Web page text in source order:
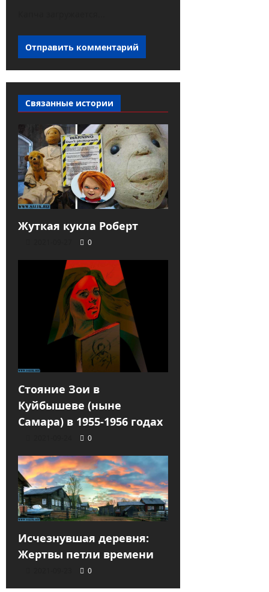
Связанные истории
Жуткая кукла Роберт
0
Стояние Зои в
Куйбышеве (ныне
Самара) в 1955-1956 годах
0
Исчезнувшая деревня:
Жертвы петли времени
0